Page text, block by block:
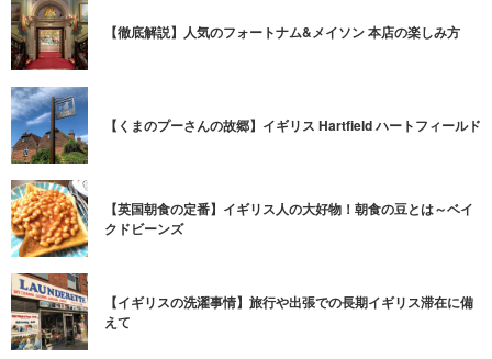
【徹底解説】人気のフォートナム&メイソン 本店の楽しみ方
【くまのプーさんの故郷】イギリス Hartfield ハートフィールド
【英国朝食の定番】イギリス人の大好物！朝食の豆とは～ベイ
クドビーンズ
【イギリスの洗濯事情】旅行や出張での長期イギリス滞在に備
えて